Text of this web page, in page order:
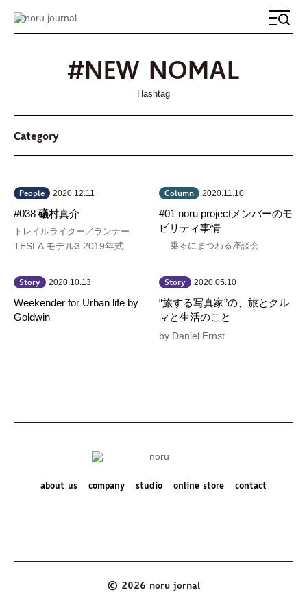
メ
#NEW NOMAL
Hashtag
Category
People 2020.12.11
#038 礒村真介
トレイルライター／ランナー
TESLA モデル3 2019年式
Column 2020.11.10
#01 noru projectメンバーのモ
ビリティ事情
乗るにまつわる座談会
Story 2020.10.13
Weekender for Urban life by
Goldwin
Story 2020.05.10
“旅する写真家”の、旅とクル
マと生活のこと
by Daniel Ernst
about us company studio online store contact
© 2026 noru jornal